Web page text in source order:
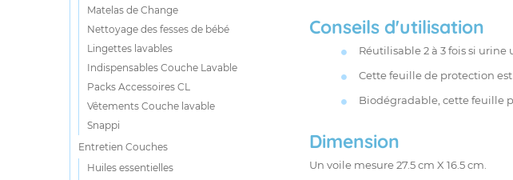
Matelas de Change
Nettoyage des fesses de bébé
Lingettes lavables
Indispensables Couche Lavable
Packs Accessoires CL
Vêtements Couche lavable
Snappi
Entretien Couches
Huiles essentielles
Conseils d'utilisation
Réutilisable 2 à 3 fois si urine
Cette feuille de protection
Biodégradable, cette feuille
Dimension
Un voile mesure 27.5 cm X 16.5 cm.